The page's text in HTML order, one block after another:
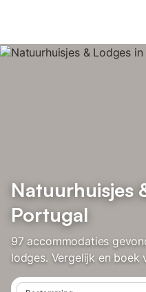
Natuurhuisjes
Portugal
97 accommodaties
lodges. Vergelijk en boek